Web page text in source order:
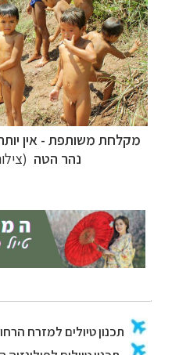
מקלחת משותפת - אין
נהר הטה